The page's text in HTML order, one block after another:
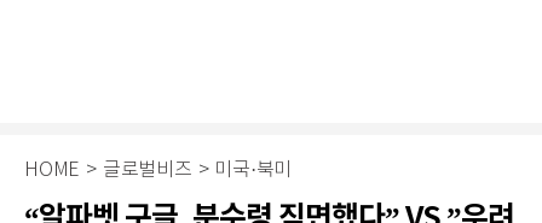
HOME > 글로벌비즈 > 미국·북미